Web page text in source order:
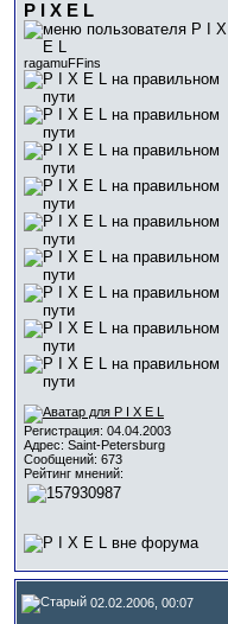
P I X E L
ragamuFFins
Регистрация: 04.04.2003
Адрес: Saint-Petersburg
Сообщений: 673
Рейтинг мнений:
02.02.2006, 00:07